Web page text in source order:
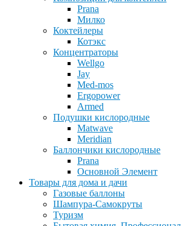
Prana
Милко
Коктейлеры
Котэкс
Концентраторы
Wellgo
Jay
Med-mos
Ergopower
Armed
Подушки кислородные
Matwave
Meridian
Баллончики кислородные
Prana
Основной Элемент
Товары для дома и дачи
Газовые баллоны
Шампура-Самокруты
Туризм